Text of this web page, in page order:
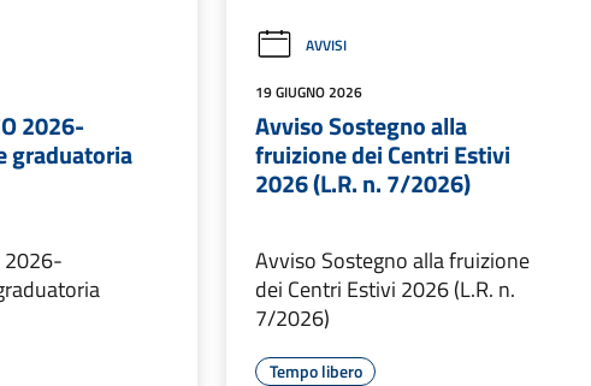
2026-
graduatoria
2026-
AVVISI
19 GIUGNO 2026
Avviso Sostegno alla
fruizione dei Centri Estivi
2026 (L.R. n. 7/2026)
Avviso Sostegno alla fruizione
dei Centri Estivi 2026 (L.R. n.
7/2026)
Tempo libero